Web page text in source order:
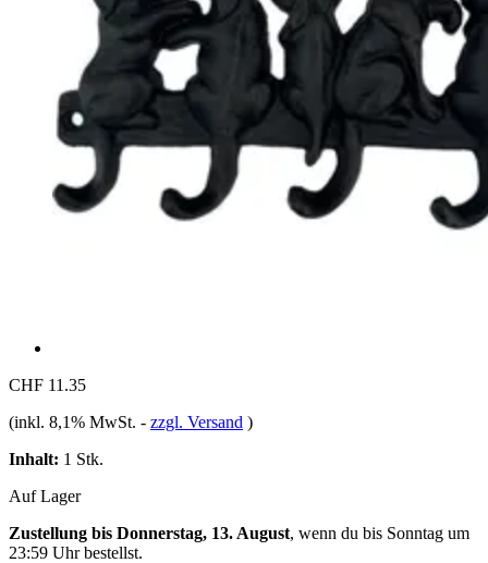
CHF 11.35
(inkl. 8,1% MwSt. - zzgl. Versand )
Inhalt: 1 Stk.
Auf Lager
Zustellung bis Donnerstag, 13. August, wenn du bis Sonntag um
23:59 Uhrbestellst.